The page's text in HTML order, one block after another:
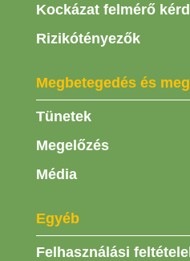
Kockázat felmérő
Rizikótényezők
Megbetegedés és
Tünetek
Megelőzés
Média
Egyéb
Felhasználási